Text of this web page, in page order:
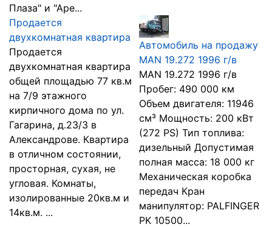
Плаза" и "Аре...
Продается
двухкомнатная квартира
Продается
двухкомнатная квартира
общей площадью 77 кв.м
на 7/9 этажного
кирпичного дома по ул.
Гагарина, д.23/3 в
Александрове. Квартира
в отличном состоянии,
просторная, сухая, не
угловая. Комнаты,
изолированные 20кв.м и
14кв.м. ...
Автомобиль на продажу
MAN 19.272 1996 г/в
MAN 19.272 1996 г/в
Пробег: 490 000 км
Объем двигателя: 11946
см³ Мощность: 200 кВт
(272 PS) Тип топлива:
дизельный Допустимая
полная масса: 18 000 кг
Механическая коробка
передач Кран
манипулятор: PALFINGER
PK 10500...